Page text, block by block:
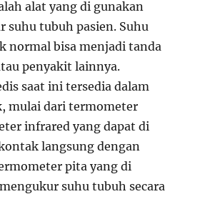
alat yang di gunakan
suhu tubuh pasien. Suhu
normal bisa menjadi tanda
penyakit lainnya.
saat ini tersedia dalam
mulai dari termometer
infrared yang dapat di
langsung dengan
pita yang di
suhu tubuh secara